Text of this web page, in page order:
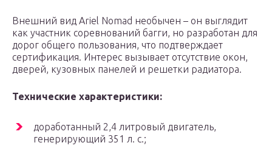
Внешний вид Ariel Nomad необычен – он выглядит
как участник соревнований багги, но разработан для
дорог общего пользования, что подтверждает
сертификация. Интерес вызывает отсутствие окон,
дверей, кузовных панелей и решетки радиатора.
Технические характеристики:
доработанный 2,4 литровый двигатель,
генерирующий 351 л. с.;